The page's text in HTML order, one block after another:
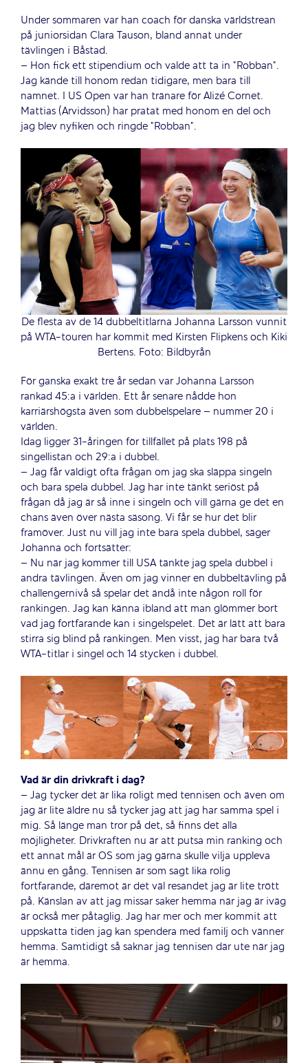
Under sommaren var han coach för danska världstrean
på juniorsidan Clara Tauson, bland annat under
tävlingen i Båstad.
– Hon fick ett stipendium och valde att ta in ”Robban”.
Jag kände till honom redan tidigare, men bara till
namnet. I US Open var han tränare för Alizé Cornet.
Mattias (Arvidsson) har pratat med honom en del och
jag blev nyfiken och ringde ”Robban”.
De flesta av de 14 dubbeltitlarna Johanna Larsson vunnit
på WTA-touren har kommit med Kirsten Flipkens och Kiki
Bertens. Foto: Bildbyrån
För ganska exakt tre år sedan var Johanna Larsson
rankad 45:a i världen. Ett år senare nådde hon
karriärshögsta även som dubbelspelare – nummer 20 i
världen.
Idag ligger 31-åringen för tillfället på plats 198 på
singellistan och 29:a i dubbel.
– Jag får väldigt ofta frågan om jag ska släppa singeln
och bara spela dubbel. Jag har inte tänkt seriöst på
frågan då jag är så inne i singeln och vill gärna ge det en
chans även över nästa säsong. Vi får se hur det blir
framöver. Just nu vill jag inte bara spela dubbel, säger
Johanna och fortsätter:
– Nu när jag kommer till USA tänkte jag spela dubbel i
andra tävlingen. Även om jag vinner en dubbeltävling på
challengernivå så spelar det ändå inte någon roll för
rankingen. Jag kan känna ibland att man glömmer bort
vad jag fortfarande kan i singelspelet. Det är lätt att bara
stirra sig blind på rankingen. Men visst, jag har bara två
WTA-titlar i singel och 14 stycken i dubbel.
Vad är din drivkraft i dag?
– Jag tycker det är lika roligt med tennisen och även om
jag är lite äldre nu så tycker jag att jag har samma spel i
mig. Så länge man tror på det, så finns det alla
möjligheter. Drivkraften nu är att putsa min ranking och
ett annat mål är OS som jag gärna skulle vilja uppleva
ännu en gång. Tennisen är som sagt lika rolig
fortfarande, däremot är det väl resandet jag är lite trött
på. Känslan av att jag missar saker hemma när jag är iväg
är också mer påtaglig. Jag har mer och mer kommit att
uppskatta tiden jag kan spendera med familj och vänner
hemma. Samtidigt så saknar jag tennisen där ute när jag
är hemma.